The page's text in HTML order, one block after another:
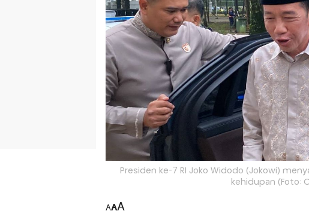
Presiden ke-7 RI Joko Widodo (Jokowi)
kehidupan (Foto:
AAA